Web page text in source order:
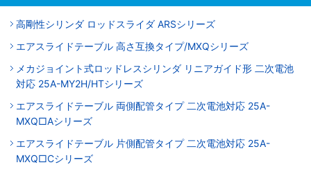
高剛性シリンダ ロッドスライダ ARSシリーズ
エアスライドテーブル 高さ互換タイプ/MXQシリーズ
メカジョイント式ロッドレスシリンダ リニアガイド形 二次電池
対応 25A-MY2H/HTシリーズ
エアスライドテーブル 両側配管タイプ 二次電池対応 25A-
MXQ□Aシリーズ
エアスライドテーブル 片側配管タイプ 二次電池対応 25A-
MXQ□Cシリーズ